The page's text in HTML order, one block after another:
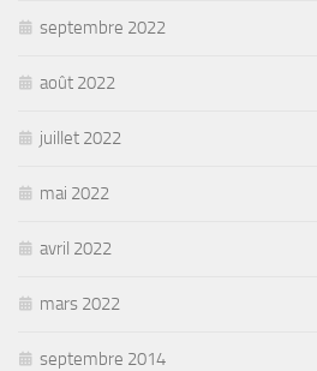
septembre 2022
août 2022
juillet 2022
mai 2022
avril 2022
mars 2022
septembre 2014